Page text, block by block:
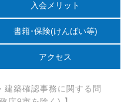
入会メリット
書籍･保険(けんばい等)
アクセス
建築確認事務に関する問